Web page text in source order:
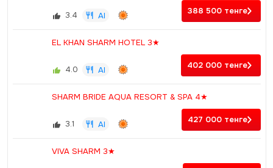
3.4 AI 388 500 тенге
EL KHAN SHARM HOTEL 3★
4.0 AI 402 000 тенге
SHARM BRIDE AQUA RESORT & SPA 4★
3.1 AI 427 000 тенге
VIVA SHARM 3★